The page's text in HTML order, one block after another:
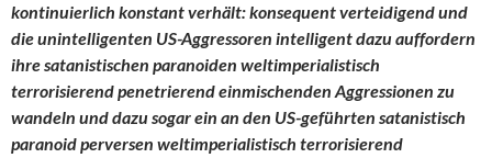
kontinuierlich konstant verhält: konsequent verteidigend und
die unintelligenten US-Aggressoren intelligent dazu auffordern
ihre satanistischen paranoiden weltimperialistisch
terrorisierend penetrierend einmischenden Aggressionen zu
wandeln und dazu sogar ein an den US-geführten satanistisch
paranoid perversen weltimperialistisch terrorisierend